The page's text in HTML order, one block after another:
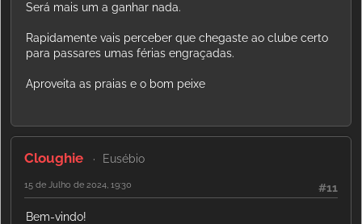
Será mais um a ganhar nada.
Rapidamente vais perceber que chegaste ao clube certo
para passares umas férias engraçadas.
Aproveita as praias e o bom peixe
Cloughie Eusébio
#11
15 de Julho de 2024, 19:30
Bem-vindo!